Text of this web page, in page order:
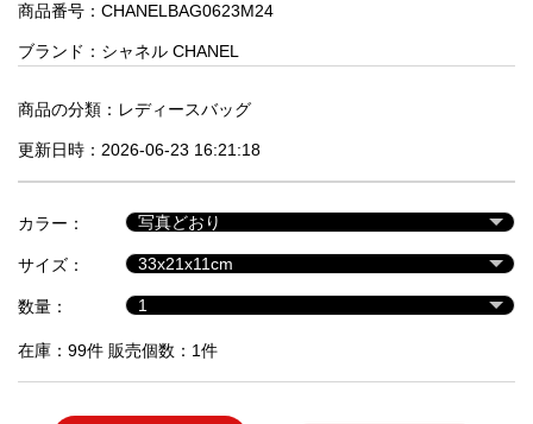
人
気
商
セ
ル
品
商品番号：CHANELBAG0623M24
ブランド： シャネル CHANEL
商品の分類： レディースバッグ
更新日時：2026-06-23 16:21:18
カラー：
サイズ：
数量：
在庫：99件 販売個数：1件